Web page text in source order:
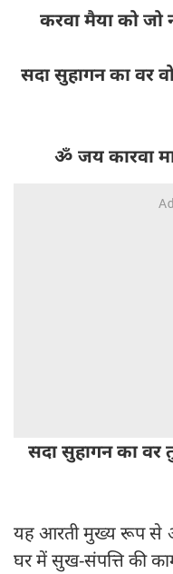
करवा मैया को जो
सदा सुहागन का वर
ॐ जय कारवा
सदा सुहागन का वर
यह आरती मुख्य रूप से
घर में सुख-संपत्ति की